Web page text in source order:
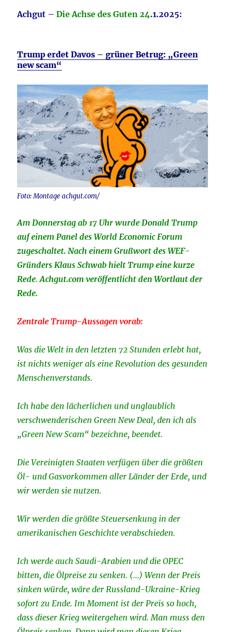
Achgut –Die Achse des Guten 24.1.2025:
Trump erdet Davos – grüner Betrug: „Green
new scam“
Foto: Montage achgut.com/
Am Donnerstag ab 17 Uhr wurde Donald Trump
auf einem Panel des World Economic Forum
zugeschaltet. Nach einem Grußwort des WEF-
Gründers Klaus Schwab hielt Trump eine kurze
Rede.Achgut.com veröffentlicht den Wortlaut der
Rede.
Zentrale Trump-Aussagen vorab:
Was die Welt in den letzten 72 Stunden erlebt hat,
ist nichts weniger als eine Revolution des gesunden
Menschenverstands.
Ich habe den lächerlichen und unglaublich
verschwenderischen Green New Deal, den ich als
„Green New Scam“ bezeichne, beendet.
Die Vereinigten Staaten verfügen über die größten
Öl- und Gasvorkommen aller Länder der Erde, und
wir werden sie nutzen.
Wir werden die größte Steuersenkung in der
amerikanischen Geschichte verabschieden.
Ich werde auch Saudi-Arabien und die OPEC
bitten, die Ölpreise zu senken. (…) Wenn der Preis
sinken würde, wäre der Russland-Ukraine-Krieg
sofort zu Ende. Im Moment ist der Preis so hoch,
dass dieser Krieg weitergehen wird. Man muss den